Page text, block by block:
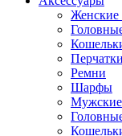
Женские
Перчатки
Ремни
Шарфы
Мужские